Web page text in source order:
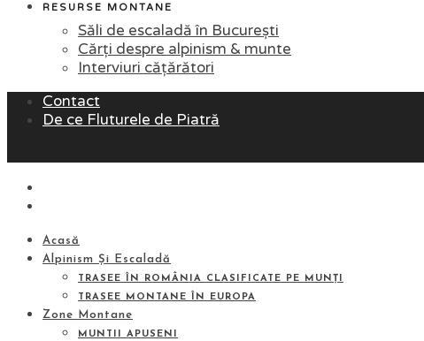
RESURSE MONTANE
Săli de escaladă în București
Cărți despre alpinism & munte
Interviuri cățărători
Contact
De ce Fluturele de Piatră
Acasă
Alpinism Și Escaladă
TRASEE ÎN ROMÂNIA CLASIFICATE PE MUNȚI
TRASEE MONTANE ÎN EUROPA
Zone Montane
MUNTII APUSENI